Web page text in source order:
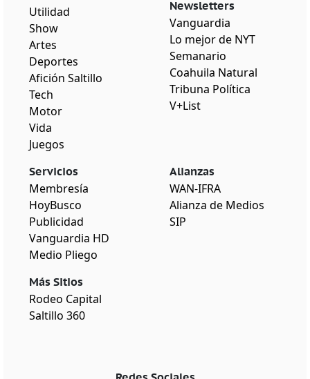
Utilidad
Show
Artes
Deportes
Afición Saltillo
Tech
Motor
Vida
Juegos
Newsletters
Vanguardia
Lo mejor de NYT
Semanario
Coahuila Natural
Tribuna Política
V+List
Servicios
Membresía
HoyBusco
Publicidad
Vanguardia HD
Medio Pliego
Más Sitios
Rodeo Capital
Saltillo 360
Alianzas
WAN-IFRA
Alianza de Medios
SIP